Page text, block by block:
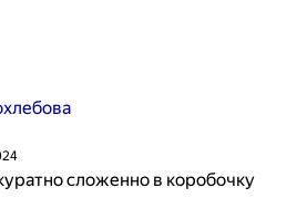
сложенно в коробочку